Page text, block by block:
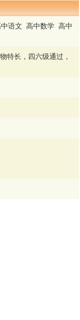
语文 高中数学 高中
特长，四六级通过，